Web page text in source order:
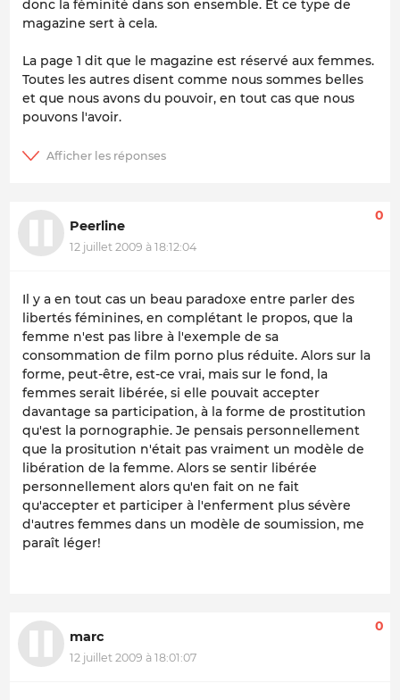
donc la féminité dans son ensemble. Et ce type de
magazine sert à cela.
La page 1 dit que le magazine est réservé aux femmes.
Toutes les autres disent comme nous sommes belles
et que nous avons du pouvoir, en tout cas que nous
pouvons l'avoir.
Peerline
12 juillet 2009 à 18:12:04
0
Il y a en tout cas un beau paradoxe entre parler des
libertés féminines, en complétant le propos, que la
femme n'est pas libre à l'exemple de sa
consommation de film porno plus réduite. Alors sur la
forme, peut-être, est-ce vrai, mais sur le fond, la
femmes serait libérée, si elle pouvait accepter
davantage sa participation, à la forme de prostitution
qu'est la pornographie. Je pensais personnellement
que la prositution n'était pas vraiment un modèle de
libération de la femme. Alors se sentir libérée
personnellement alors qu'en fait on ne fait
qu'accepter et participer à l'enferment plus sévère
d'autres femmes dans un modèle de soumission, me
paraît léger!
marc
12 juillet 2009 à 18:01:07
0